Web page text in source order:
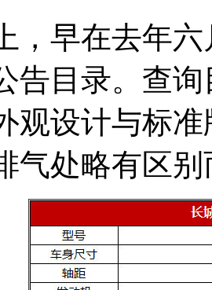
早在去年六
告目录。查
观设计与标
气处略有区